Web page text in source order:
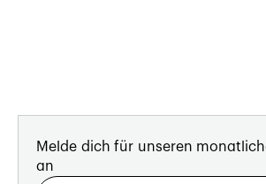
Melde dich für unseren
an